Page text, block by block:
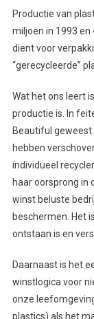
Productie van
miljoen in 1993 en
dient voor
“gerecycleerde”
Wat het ons leert
productie is. In
Beautiful
hebben
individueel
haar oorsprong in
winst beluste
beschermen. Het
ontstaan is en
Daarnaast is het
winstlogica voor
onze
plastics) als het